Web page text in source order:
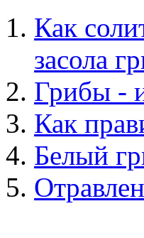
Как
засола
Грибы -
Как
Белый